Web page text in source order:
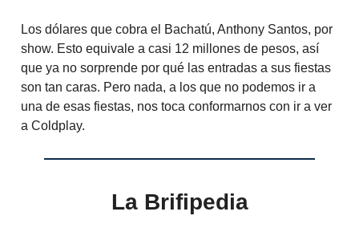
Los dólares que cobra el Bachatú, Anthony Santos, por
show. Esto equivale a casi 12 millones de pesos, así
que ya no sorprende por qué las entradas a sus fiestas
son tan caras. Pero nada, a los que no podemos ir a
una de esas fiestas, nos toca conformarnos con ir a ver
a Coldplay.
La Brifipedia